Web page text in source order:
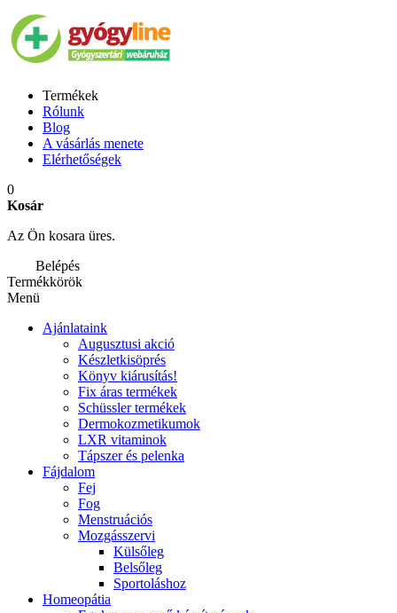
Termékek
Rólunk
Blog
A vásárlás menete
Elérhetőségek
0
Kosár
Az Ön kosara üres.
Belépés
Termékkörök
Menü
Ajánlataink
Augusztusi akció
Készletkisöprés
Könyv kiárusítás!
Fix áras termékek
Schüssler termékek
Dermokozmetikumok
LXR vitaminok
Tápszer és pelenka
Fájdalom
Fej
Fog
Menstruációs
Mozgásszervi
Külsőleg
Belsőleg
Sportoláshoz
Homeopátia